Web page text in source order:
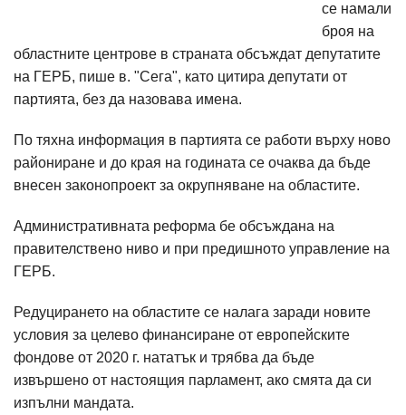
се намали
броя на
областните центрове в страната обсъждат депутатите
на ГЕРБ, пише в. "Сега", като цитира депутати от
партията, без да назовава имена.
По тяхна информация в партията се работи върху ново
райониране и до края на годината се очаква да бъде
внесен законопроект за окрупняване на областите.
Административната реформа бе обсъждана на
правителствено ниво и при предишното управление на
ГЕРБ.
Редуцирането на областите се налага заради новите
условия за целево финансиране от европейските
фондове от 2020 г. нататък и трябва да бъде
извършено от настоящия парламент, ако смята да си
изпълни мандата.